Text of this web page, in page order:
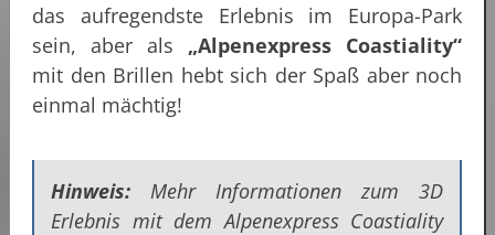
das aufregendste Erlebnis im Europa-Park
sein, aber als „Alpenexpress Coastiality“
mit den Brillen hebt sich der Spaß aber noch
einmal mächtig!
Hinweis: Mehr Informationen zum 3D
Erlebnis mit dem Alpenexpress Coastiality